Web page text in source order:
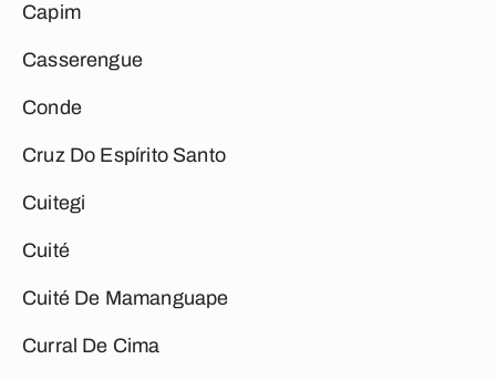
Capim
Casserengue
Conde
Cruz Do Espírito Santo
Cuitegi
Cuité
Cuité De Mamanguape
Curral De Cima